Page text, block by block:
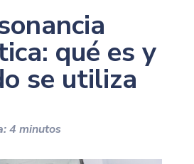
qué es y
se utiliza
4 minutos